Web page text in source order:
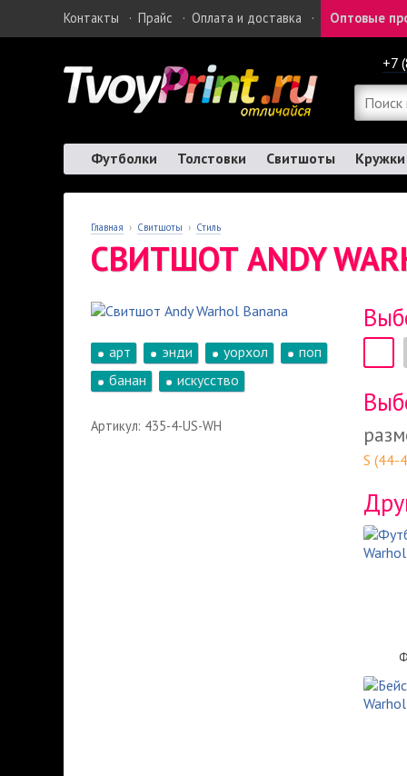
Контакты · Прайс · Оплата и доставка · Оптовые
+7
Футболки Толстовки Свитшоты Кружки
Главная › Свитшоты › Стиль
СВИТШОТ ANDY
арт энди уорхол
поп
банан
искусство
Артикул: 435-4-US-WH
S (44-